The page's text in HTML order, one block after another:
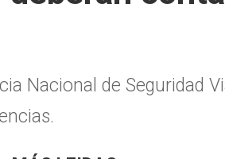
Nacional de Seguridad